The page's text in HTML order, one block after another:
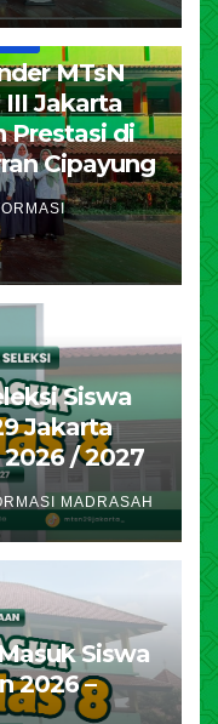
MTsN
III Jakarta
Prestasi di
Cipayung
Siswa
Jakarta
/ 2027
MADRASAH
Siswa
2026 –